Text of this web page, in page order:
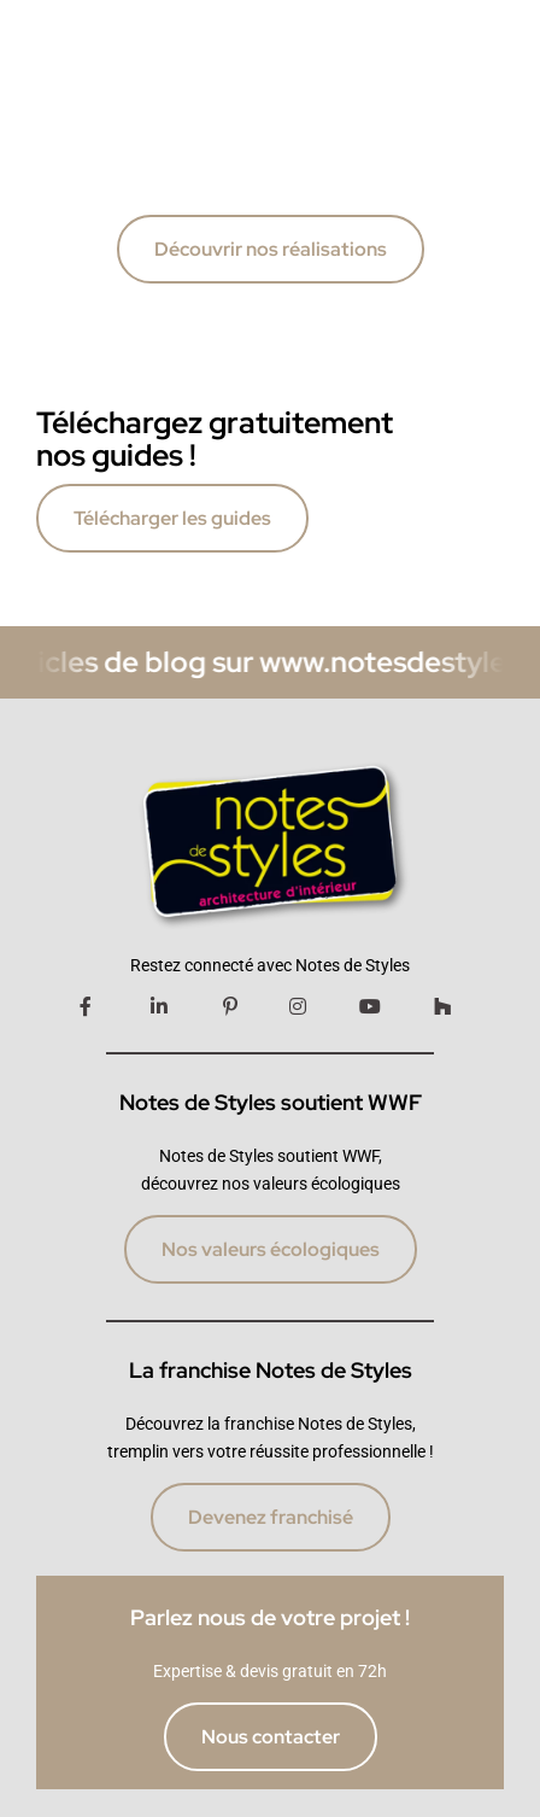
Découvrir nos réalisations
Téléchargez gratuitement
nos guides !
Télécharger les guides
blog sur www.notesdestyles.com/
Restez connecté avec Notes de Styles
Notes de Styles soutient WWF
Notes de Styles soutient WWF,
découvrez nos valeurs écologiques
Nos valeurs écologiques
La franchise Notes de Styles
Découvrez la franchise Notes de Styles,
tremplin vers votre réussite professionnelle !
Devenez franchisé
Parlez nous de votre projet !
Expertise & devis gratuit en 72h
Nous contacter